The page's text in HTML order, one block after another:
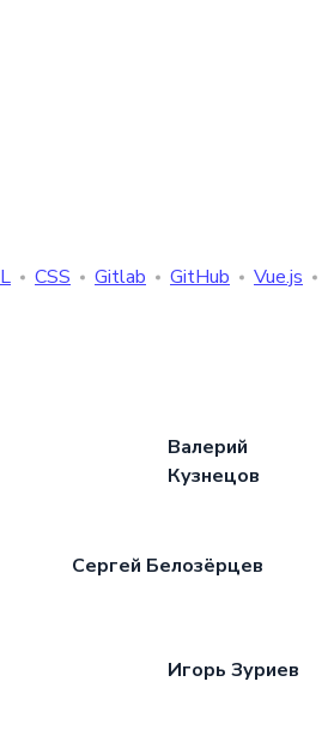
CSS Gitlab GitHub
Vue.js
Валерий
Кузнецов
Сергей Белозёрцев
Игорь Зуриев